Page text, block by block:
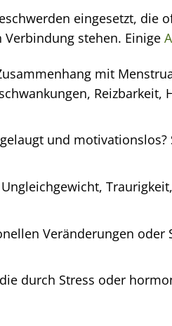
eingesetzt, die
stehen. Einige
mit
Reizbarkeit,
und
Veränderungen oder
durch Stress oder